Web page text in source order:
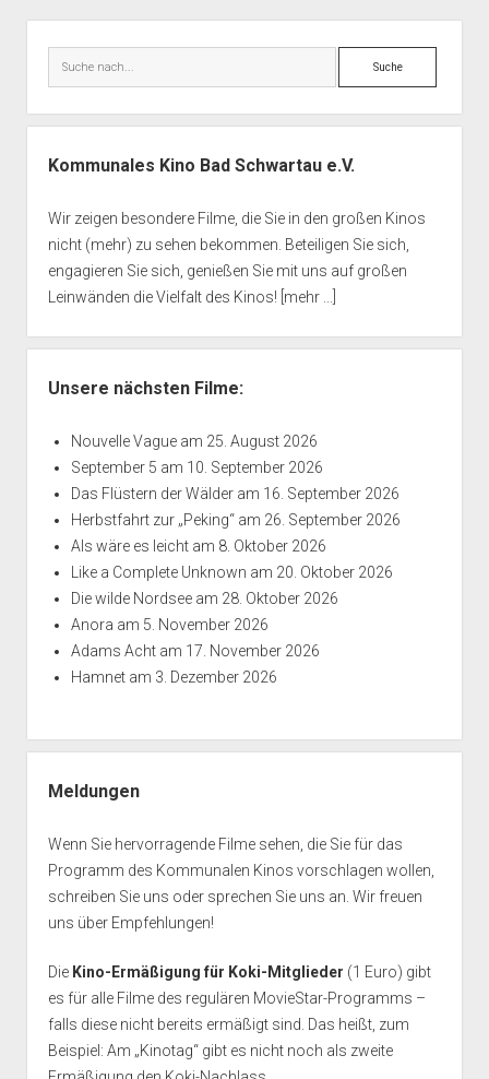
Suche
Kommunales Kino Bad Schwartau e.V.
Wir zeigen besondere Filme, die Sie in den großen Kinos
nicht (mehr) zu sehen bekommen. Beteiligen Sie sich,
engagieren Sie sich, genießen Sie mit uns auf großen
Leinwänden die Vielfalt des Kinos! [mehr ...]
Unsere nächsten Filme:
Nouvelle Vagueam 25. August 2026
September 5 am 10. September 2026
Das Flüstern der Wälderam 16. September 2026
Herbstfahrt zur „Peking“am 26. September 2026
Als wäre es leichtam 8. Oktober 2026
Like a Complete Unknown am 20. Oktober 2026
Die wilde Nordseeam 28. Oktober 2026
Anora am 5. November 2026
Adams Achtam 17. November 2026
Hamnetam 3. Dezember 2026
Meldungen
Wenn Sie hervorragende Filme sehen, die Sie für das
Programm des Kommunalen Kinos vorschlagen wollen,
schreiben Sie uns oder sprechen Sie uns an. Wir freuen
uns über Empfehlungen!
Die Kino-Ermäßigung für Koki-Mitglieder (1 Euro) gibt
es für alle Filme des regulären MovieStar-Programms –
falls diese nicht bereits ermäßigt sind. Das heißt, zum
Beispiel: Am „Kinotag“ gibt es nicht noch als zweite